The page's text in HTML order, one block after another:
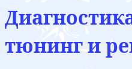
тюнинг и